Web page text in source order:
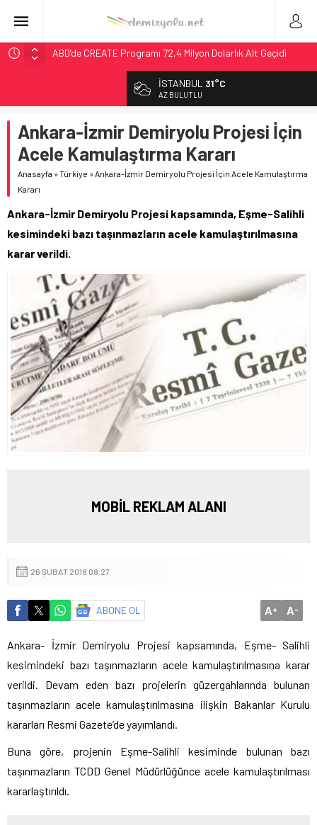
ABD’de CREATE Programı 72,4 Milyon Dolarlık Alt Geçidi
Ukrayna’da Yolcu Trenine İHA Saldırısı: Zamanında Tahliye
DB Modernizasyon Programı: 70. İstasyona Ulaşıldı
GB Railfreight İngiltere’de Lider, Class 99’lar 2026’da Yolda
Wabtec Brezilya’da 1 Milyar Real’lik PTC Anlaşmasını 2031’e
Kadar Tamamlayacak
İSTANBUL 31°C
AZ BULUTLU
Ankara-İzmir Demiryolu Projesi İçin
Acele Kamulaştırma Kararı
Anasayfa »Türkiye »Ankara-İzmir Demiryolu Projesi İçin Acele Kamulaştırma
Kararı
Ankara-İzmir Demiryolu Projesi kapsamında, Eşme-Salihli
kesimindeki bazı taşınmazların acele kamulaştırılmasına
karar verildi.
MOBİL REKLAM ALANI
26 ŞUBAT 2018 09:27
ABONE OL A+ A-
Ankara- İzmir Demiryolu Projesi kapsamında, Eşme- Salihli
kesimindeki bazı taşınmazların acele kamulaştırılmasına karar
verildi. Devam eden bazı projelerin güzergahlarında bulunan
taşınmazların acele kamulaştırılmasına ilişkin Bakanlar Kurulu
kararları Resmi Gazete’de yayımlandı.
Buna göre, projenin Eşme-Salihli kesiminde bulunan bazı
taşınmazların TCDD Genel Müdürlüğünce acele kamulaştırılması
kararlaştırıldı.